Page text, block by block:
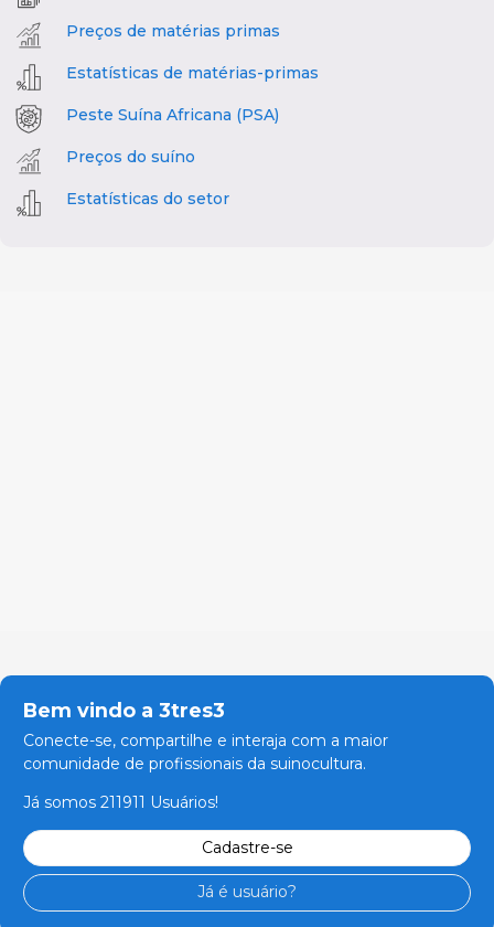
Preços de matérias primas
Estatísticas de matérias-primas
Peste Suína Africana (PSA)
Preços do suíno
Estatísticas do setor
Bem vindo a 3tres3
Conecte-se, compartilhe e interaja com a maior
comunidade de profissionais da suinocultura.
Já somos 211911 Usuários!
Cadastre-se
Já é usuário?